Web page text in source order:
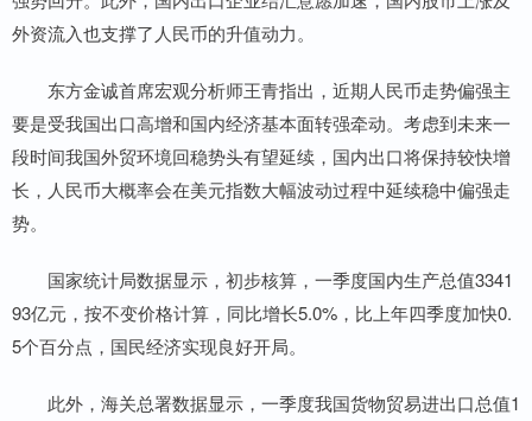
外资流入也支撑了人民币的升值动力。
东方金诚首席宏观分析师王青指出，近期人民币走势偏强主
要是受我国出口高增和国内经济基本面转强牵动。考虑到未来一
段时间我国外贸环境回稳势头有望延续，国内出口将保持较快增
长，人民币大概率会在美元指数大幅波动过程中延续稳中偏强走
势。
国家统计局数据显示，初步核算，一季度国内生产总值3341
93亿元，按不变价格计算，同比增长5.0%，比上年四季度加快0.
5个百分点，国民经济实现良好开局。
此外，海关总署数据显示，一季度我国货物贸易进出口总值1